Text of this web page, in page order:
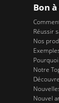
Bon
Réussir
Nos
Notre
Nouvel